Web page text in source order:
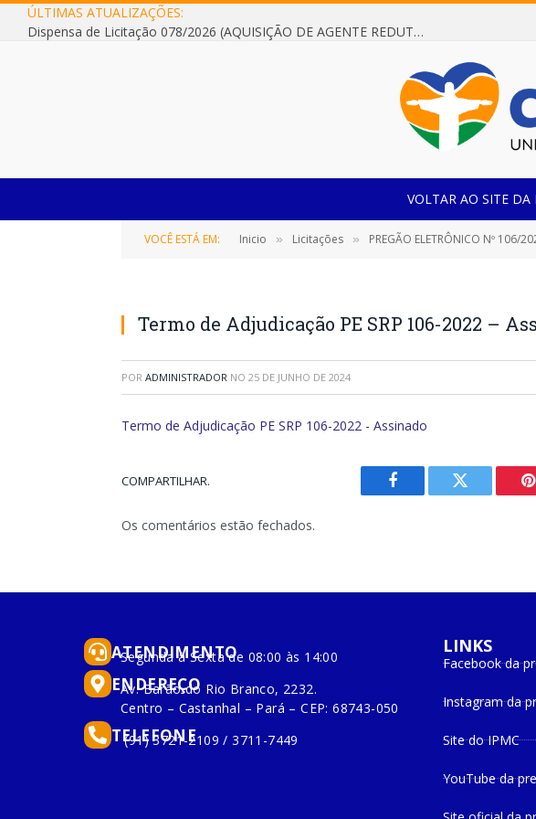
ÚLTIMAS ATUALIZAÇÕES:
Dispensa de Licitação 078/2026 (AQUISIÇÃO DE AGENTE REDUTOR LÍQUIDO AUTOMOTIVO – ARLA 32, PARA ATENDER A FROTA OFICIAL DE VEÍCULOS DA SECRETARIA MUNICIPAL DE EDUCAÇÃO DO MUNICÍPIO DE CASTANHAL/PA)
VOLTAR AO SITE DA
VOCÊ ESTÁ EM: Inicio » Licitações » PREGÃO ELETRÔNICO Nº 106/2022-SRP
Termo de Adjudicação PE SRP 106-2022 –
POR ADMINISTRADOR NO 25 DE JUNHO DE 2024
Termo de Adjudicação PE SRP 106-2022 - Assinado
COMPARTILHAR.
Facebook Twitter
Os comentários estão fechados.
ATENDIMENTO
Segunda à Sexta de 08:00 às 14:00
ENDEREÇO
Av. Barão do Rio Branco, 2232.
Centro – Castanhal – Pará – CEP: 68743-050
TELEFONE
(91) 3721-2109 / 3711-7449
LINKS
Facebook da
Instagram da
Site do IPMC
YouTube da